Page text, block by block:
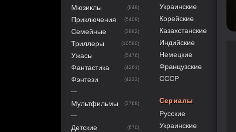
Мюзиклы (849)
Приключения (5409)
Семейные (3882)
Триллеры (10590)
Ужасы (5476)
Фантастика (4261)
Фэнтези (4233)
—
Мультфильмы (3768)
—
Детские (670)
Украинские
Корейские
Казахстанские
Индийские
Немецкие
Французские
СССР
Сериалы
Русские
Украинские